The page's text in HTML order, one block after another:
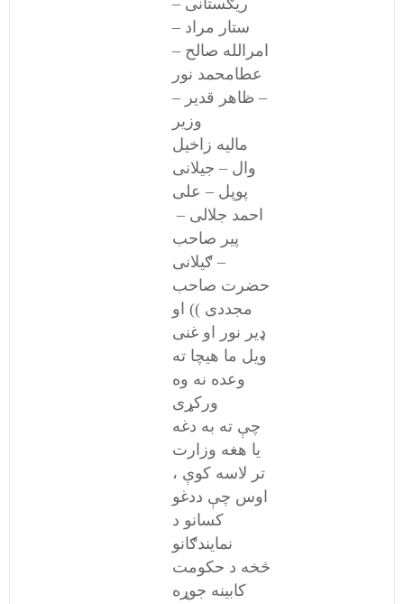
ریګستانی –
ستار مراد –
امرالله صالح –
عطامحمد نور
– ظاهر قدیر –
وزیر
مالیه زاخیل
وال – جیلانی
پوپل – علی
احمد جلالی –
پیر صاحب
ګیلانی –
حضرت صاحب
مجددی )) او
ډیر نور او غنی
ویل ما هیچا ته
وعده نه وه
ورکړی
چې ته به دغه
یا هغه وزارت
تر لاسه کوې ،
اوس چې ددغو
کسانو د
نمایندګانو
څخه د حکومت
کابینه جوړه